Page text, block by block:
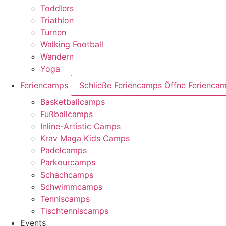
Toddlers
Triathlon
Turnen
Walking Football
Wandern
Yoga
Feriencamps
Schließe Feriencamps Öffne
Basketballcamps
Fußballcamps
Inline-Artistic Camps
Krav Maga Kids Camps
Padelcamps
Parkourcamps
Schachcamps
Schwimmcamps
Tenniscamps
Tischtenniscamps
Events